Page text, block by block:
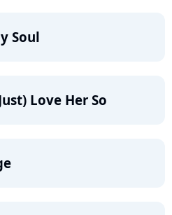
Soul
Love Her So